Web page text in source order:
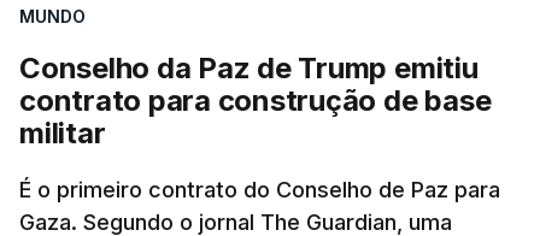
MUNDO
Conselho da Paz de Trump emitiu
contrato para construção de base
militar
É o primeiro contrato do Conselho de Paz para
Gaza. Segundo o jornal The Guardian, uma